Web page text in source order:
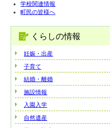
学校関連情報
町民の皆様へ
くらしの情報
妊娠・出産
子育て
結婚・離婚
施設情報
入園入学
自然遺産